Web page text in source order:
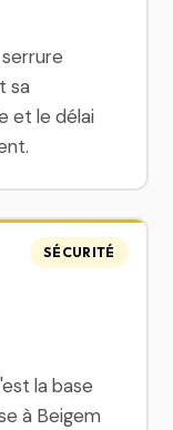
sa
et le délai
la base
à Beigem
SÉCURITÉ